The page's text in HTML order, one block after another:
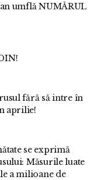
umflă NUMĂRUL
fără să intre în
aprilie!
se exprimă
Măsurile luate
a milioane de